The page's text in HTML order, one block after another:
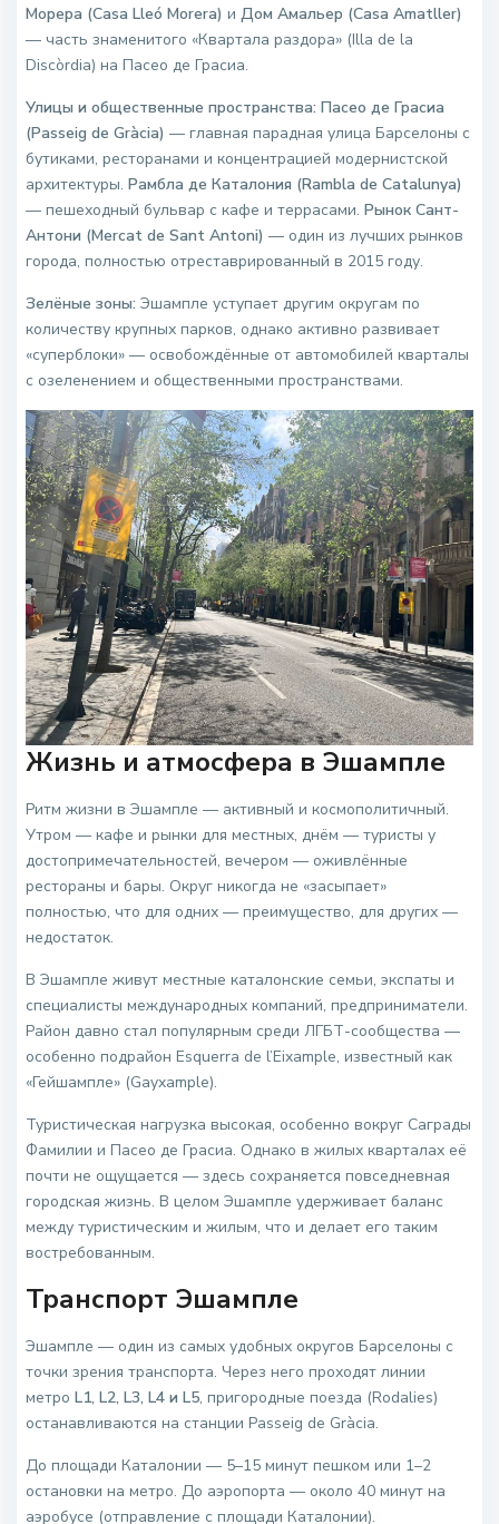
Морера (Casa Lleó Morera) иДом Амальер (Casa Amatller)
— часть знаменитого «Квартала раздора» (Illa de la
Discòrdia) на Пасео де Грасиа.
Улицы и общественные пространства: Пасео де Грасиа
(Passeig de Gràcia) — главная парадная улица Барселоны с
бутиками, ресторанами и концентрацией модернистской
архитектуры.Рамбла де Каталония (Rambla de Catalunya)
— пешеходный бульвар с кафе и террасами.Рынок Сант-
Антони (Mercat de Sant Antoni) — один из лучших рынков
города, полностью отреставрированный в 2015 году.
Зелёные зоны: Эшампле уступает другим округам по
количеству крупных парков, однако активно развивает
«суперблоки» — освобождённые от автомобилей кварталы
с озеленением и общественными пространствами.
Жизнь и атмосфера в Эшампле
Ритм жизни в Эшампле — активный и космополитичный.
Утром — кафе и рынки для местных, днём — туристы у
достопримечательностей, вечером — оживлённые
рестораны и бары. Округ никогда не «засыпает»
полностью, что для одних — преимущество, для других —
недостаток.
В Эшампле живут местные каталонские семьи, экспаты и
специалисты международных компаний, предприниматели.
Район давно стал популярным среди ЛГБТ-сообщества —
особенно подрайон Esquerra de l’Eixample, известный как
«Гейшампле» (Gayxample).
Туристическая нагрузка высокая, особенно вокруг Саграды
Фамилии и Пасео де Грасиа. Однако в жилых кварталах её
почти не ощущается — здесь сохраняется повседневная
городская жизнь. В целом Эшампле удерживает баланс
между туристическим и жилым, что и делает его таким
востребованным.
Транспорт Эшампле
Эшампле — один из самых удобных округов Барселоны с
точки зрения транспорта. Через него проходят линии
метроL1, L2, L3, L4 и L5, пригородные поезда (Rodalies)
останавливаются на станции Passeig de Gràcia.
До площади Каталонии — 5–15 минут пешком или 1–2
остановки на метро. До аэропорта — около 40 минут на
аэробусе (отправление с площади Каталонии).